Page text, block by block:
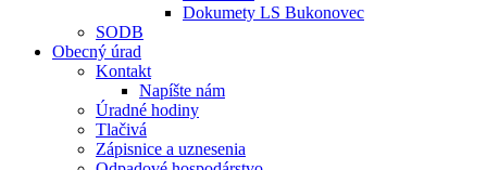
Dokumety LS Bukonovec
SODB
Obecný úrad
Kontakt
Napíšte nám
Úradné hodiny
Tlačivá
Zápisnice a uznesenia